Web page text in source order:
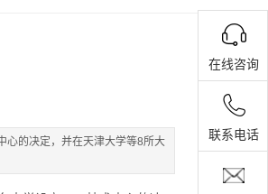
心的决定，并在天津大学等8所大
在线咨询
联系电话